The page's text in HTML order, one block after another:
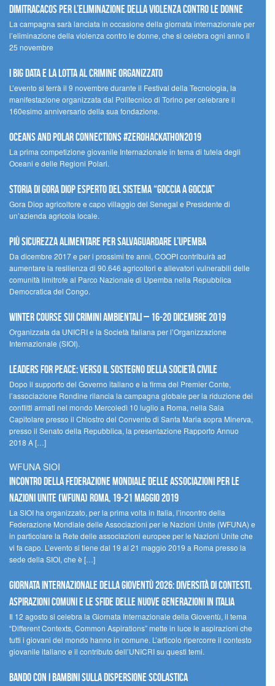
Dimitracacos per l’eliminazione della violenza contro le donne
La campagna sarà lanciata in occasione della giornata internazionale per
l’eliminazione della violenza contro le donne, che si celebra ogni anno il
25 novembre
I Big Data e la lotta al crimine organizzato
L’evento si terrà il 9 novembre durante il Festival della Tecnologia, la
manifestazione organizzata dal Politecnico di Torino per celebrare il
160esimo anniversario della sua fondazione.
Oceans and Polar Connections #ZEROHackathon2019
La prima competizione giovanile Internazionale in tema di tutela degli
Oceani e delle Regioni Polari.
STORIA DI GORA DIOP ESPERTO DEL SISTEMA “GOCCIA A GOCCIA”
Gora Diop agricoltore e capo villaggio del Senegal e Presidente di
un’azienda agricola locale.
Più sicurezza alimentare per salvaguardare l’Upemba
Da dicembre 2017 e per i prossimi tre anni, COOPI contribuirà ad
aumentare la resilienza di 90.646 agricoltori e allevatori vulnerabili delle
comunità limitrofe al Parco Nazionale di Upemba nella Repubblica
Democratica del Congo.
Winter Course sui Crimini Ambientali – 16-20 Dicembre 2019
Organizzata da UNICRI e la Società Italiana per l’Organizzazione
Internazionale (SIOI).
Leaders for peace: verso il sostegno della società civile
Dopo il supporto del Governo italiano e la firma del Premier Conte,
l’associazione Rondine rilancia la campagna globale per la riduzione dei
conflitti armati nel mondo Mercoledì 10 luglio a Roma, nella Sala
Capitolare presso il Chiostro del Convento di Santa Maria sopra Minerva,
presso il Senato della Repubblica, la presentazione Rapporto Annuo
2018 A […]
WFUNA SIOI
Incontro della Federazione Mondiale delle Associazioni per le
Nazioni Unite (WFUNA) Roma, 19-21 maggio 2019
La SIOI ha organizzato, per la prima volta in Italia, l’incontro della
Federazione Mondiale delle Associazioni per le Nazioni Unite (WFUNA) e
in particolare la Rete delle associazioni europee per le Nazioni Unite che
vi fa capo. L’evento si tiene dal 19 al 21 maggio 2019 a Roma presso la
sede della SIOI, che è […]
GIORNATA INTERNAZIONALE DELLA GIOVENTÙ 2026: DIVERSITÀ DI CONTESTI,
ASPIRAZIONI COMUNI E LE SFIDE DELLE NUOVE GENERAZIONI IN ITALIA
Il 12 agosto si celebra la Giornata Internazionale della Gioventù, il tema
“Different Contexts, Common Aspirations” mette in luce le aspirazioni che
tutti i giovani del mondo hanno in comune. L’articolo ripercorre il contesto
giovanile italiano e il contributo dell’UNICRI su questi temi.
Bando Con i Bambini sulla dispersione scolastica